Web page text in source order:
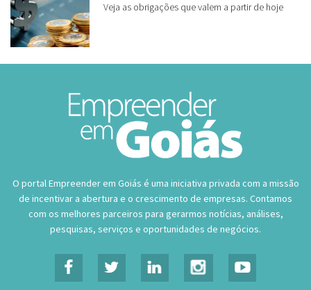
Veja as obrigações que valem a partir de hoje
O portal Empreender em Goiás é uma iniciativa privada com a missão
de incentivar a abertura e o crescimento de empresas. Contamos
com os melhores parceiros para gerarmos notícias, análises,
pesquisas, serviços e oportunidades de negócios.